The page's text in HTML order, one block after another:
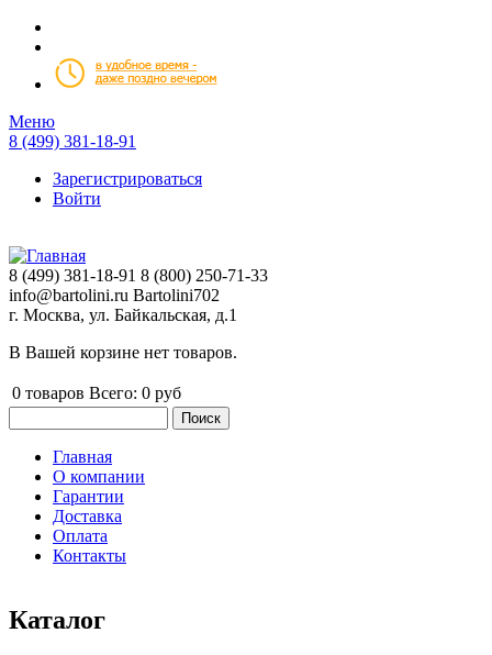
Перейти к основному содержанию
Меню
8 (499) 381-18-91
Зарегистрироваться
Войти
8 (499) 381-18-91 8 (800) 250-71-33
info@bartolini.ru Bartolini702
г. Москва, ул. Байкальская, д.1
В Вашей корзине нет товаров.
0 товаров Всего: 0 руб
Главное меню
Главная
О компании
Гарантии
Доставка
Оплата
Контакты
Каталог